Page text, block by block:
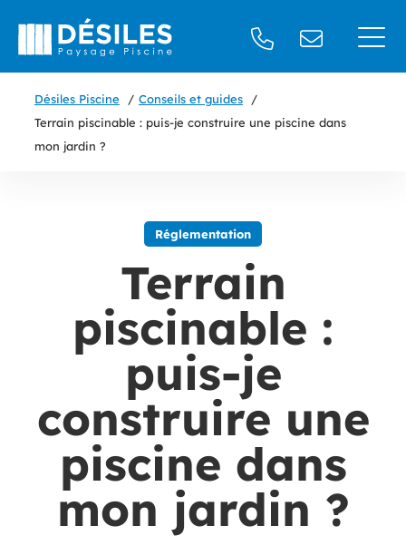
Désiles Piscine
Conseils et guides
Terrain piscinable : puis-je construire une piscine dans
mon jardin ?
Réglementation
Terrain
piscinable :
puis-je
construire une
piscine dans
mon jardin ?